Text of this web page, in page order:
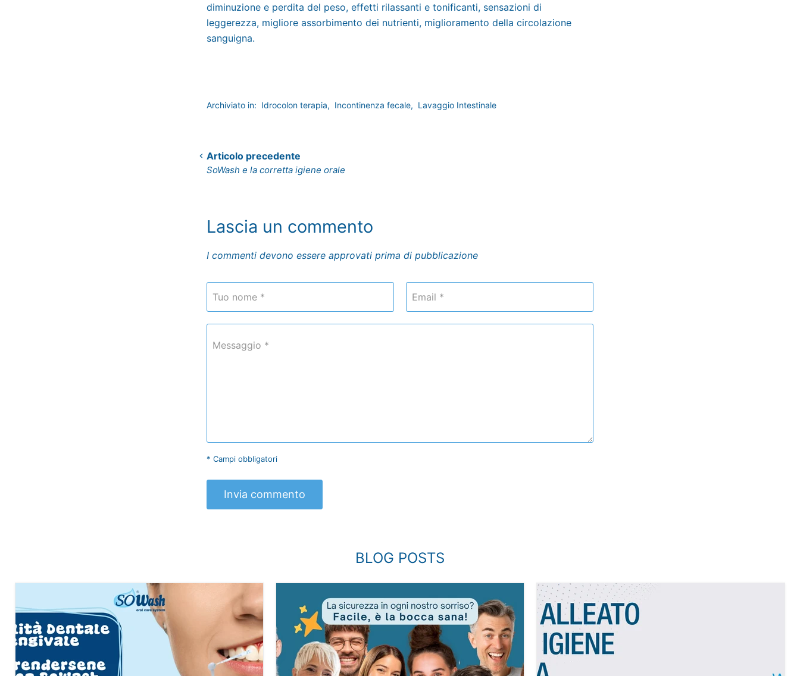
diminuzione e perdita del peso, effetti rilassanti e tonificanti, sensazioni di
leggerezza, migliore assorbimento dei nutrienti, miglioramento della circolazione
sanguigna.
Archiviato in: Idrocolon terapia, Incontinenza fecale, Lavaggio Intestinale
Articolo precedente
SoWash e la corretta igiene orale
Lascia un commento
I commenti devono essere approvati prima di pubblicazione
Tuo nome * Email *
Messaggio *
* Campi obbligatori
Invia commento
BLOG POSTS